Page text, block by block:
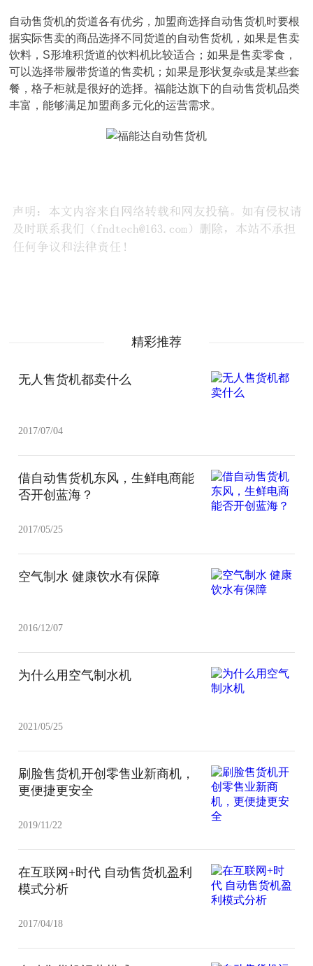
自动售货机的货道各有优劣，加盟商选择自动售货机时要根
据实际售卖的商品选择不同货道的自动售货机，如果是售卖
饮料，S形堆积货道的饮料机比较适合；如果是售卖零食，
可以选择带履带货道的售卖机；如果是形状复杂或是某些套
餐，格子柜就是很好的选择。福能达旗下的自动售货机品类
丰富，能够满足加盟商多元化的运营需求。
精彩推荐
无人售货机都卖什么
2017/07/04
借自动售货机东风，生鲜电商能
否开创蓝海？
2017/05/25
空气制水 健康饮水有保障
2016/12/07
为什么用空气制水机
2021/05/25
刷脸售货机开创零售业新商机，
更便捷更安全
2019/11/22
在互联网+时代 自动售货机盈利
模式分析
2017/04/18